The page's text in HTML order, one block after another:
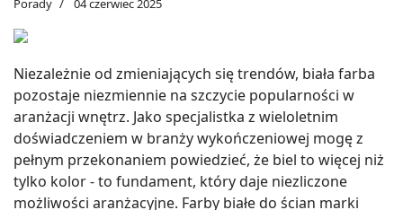
Porady 04 czerwiec 2025
Niezależnie od zmieniających się trendów, biała farba
pozostaje niezmiennie na szczycie popularności w
aranżacji wnętrz. Jako specjalistka z wieloletnim
doświadczeniem w branży wykończeniowej mogę z
pełnym przekonaniem powiedzieć, że biel to więcej niż
tylko kolor - to fundament, który daje niezliczone
możliwości aranżacyjne. Farby białe do ścian marki